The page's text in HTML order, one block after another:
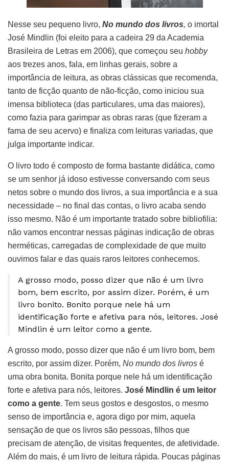
Nesse seu pequeno livro, No mundo dos livros, o imortal
José Mindlin (foi eleito para a cadeira 29 da Academia
Brasileira de Letras em 2006), que começou seu hobby
aos trezes anos, fala, em linhas gerais, sobre a
importância de leitura, as obras clássicas que recomenda,
tanto de ficção quanto de não-ficção, como iniciou sua
imensa biblioteca (das particulares, uma das maiores),
como fazia para garimpar as obras raras (que fizeram a
fama de seu acervo) e finaliza com leituras variadas, que
julga importante indicar.
O livro todo é composto de forma bastante didática, como
se um senhor já idoso estivesse conversando com seus
netos sobre o mundo dos livros, a sua importância e a sua
necessidade – no final das contas, o livro acaba sendo
isso mesmo. Não é um importante tratado sobre bibliofilia:
não vamos encontrar nessas páginas indicação de obras
herméticas, carregadas de complexidade de que muito
ouvimos falar e das quais raros leitores conhecemos.
A grosso modo, posso dizer que não é um livro
bom, bem escrito, por assim dizer. Porém, é um
livro bonito. Bonito porque nele há um
identificação forte e afetiva para nós, leitores. José
Mindlin é um leitor como a gente.
A grosso modo, posso dizer que não é um livro bom, bem
escrito, por assim dizer. Porém, No mundo dos livros é
uma obra bonita. Bonita porque nele há um identificação
forte e afetiva para nós, leitores. José Mindlin é um leitor
como a gente. Tem seus gostos e desgostos, o mesmo
senso de importância e, agora digo por mim, aquela
sensação de que os livros são pessoas, filhos que
precisam de atenção, de visitas frequentes, de afetividade.
Além do mais, é um livro de leitura rápida. Poucas páginas